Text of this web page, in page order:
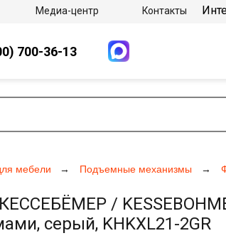
мебели Подъемные механизмы
/
серый, KHKXL21-2GR
Медиа-центр Контакты
700-36-13